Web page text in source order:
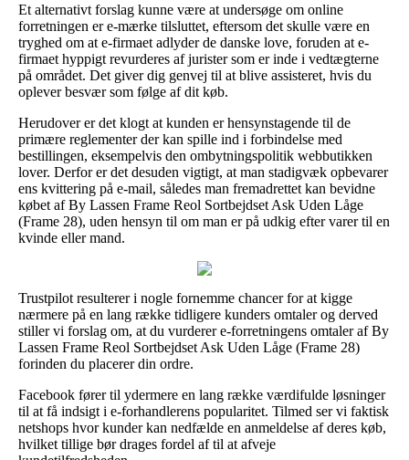
Et alternativt forslag kunne være at undersøge om online
forretningen er e-mærke tilsluttet, eftersom det skulle være en
tryghed om at e-firmaet adlyder de danske love, foruden at e-
firmaet hyppigt revurderes af jurister som er inde i vedtægterne
på området. Det giver dig genvej til at blive assisteret, hvis du
oplever besvær som følge af dit køb.
Herudover er det klogt at kunden er hensynstagende til de
primære reglementer der kan spille ind i forbindelse med
bestillingen, eksempelvis den ombytningspolitik webbutikken
lover. Derfor er det desuden vigtigt, at man stadigvæk opbevarer
ens kvittering på e-mail, således man fremadrettet kan bevidne
købet af By Lassen Frame Reol Sortbejdset Ask Uden Låge
(Frame 28), uden hensyn til om man er på udkig efter varer til en
kvinde eller mand.
Trustpilot resulterer i nogle fornemme chancer for at kigge
nærmere på en lang række tidligere kunders omtaler og derved
stiller vi forslag om, at du vurderer e-forretningens omtaler af By
Lassen Frame Reol Sortbejdset Ask Uden Låge (Frame 28)
forinden du placerer din ordre.
Facebook fører til ydermere en lang række værdifulde løsninger
til at få indsigt i e-forhandlerens popularitet. Tilmed ser vi faktisk
netshops hvor kunder kan nedfælde en anmeldelse af deres køb,
hvilket tillige bør drages fordel af til at afveje